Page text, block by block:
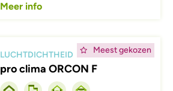
Meer info
Meest gekozen
LUCHTDICHTHEID
pro clima ORCON F